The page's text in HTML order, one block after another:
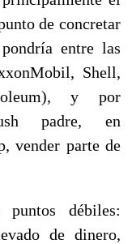
de concretar
entre las
Shell,
y por
padre, en
vender parte de
débiles:
de dinero,